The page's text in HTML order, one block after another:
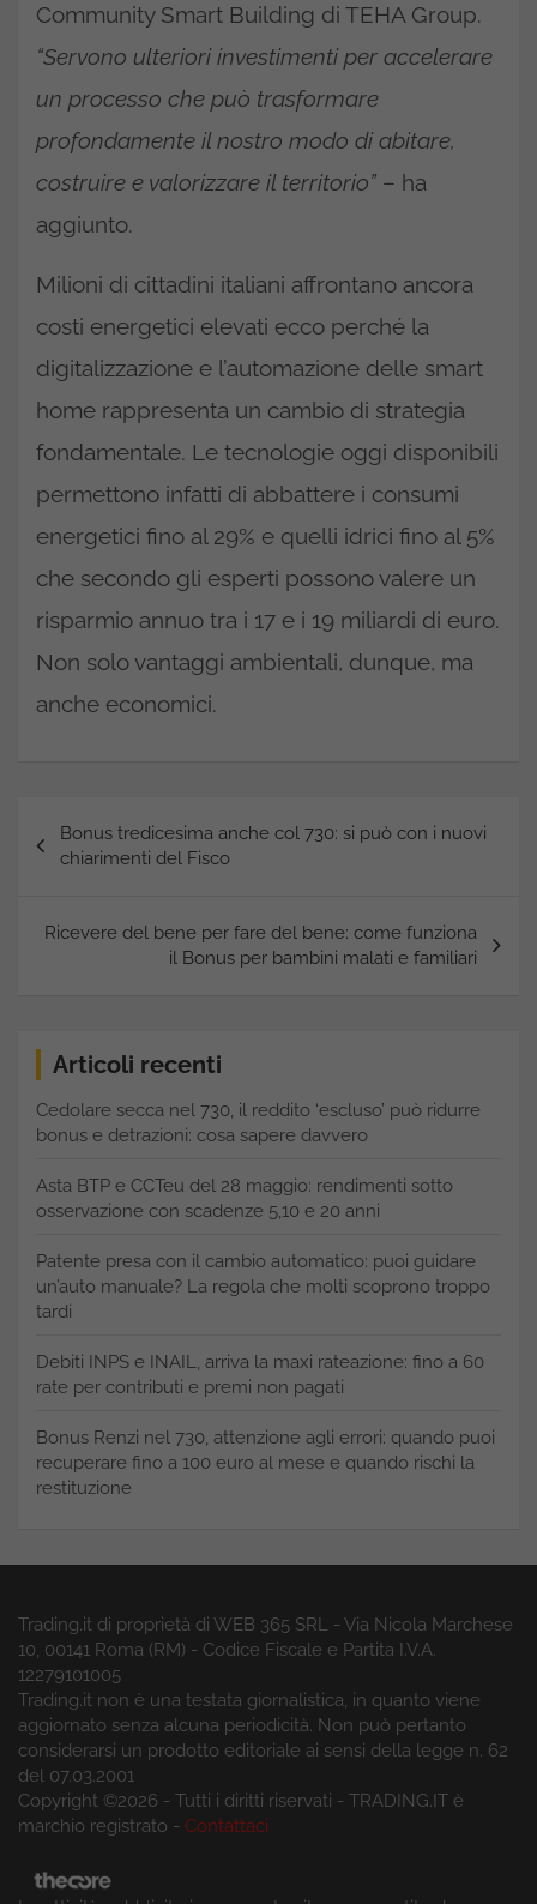
Community Smart Building di TEHA Group.
“Servono ulteriori investimenti per accelerare
un processo che può trasformare
profondamente il nostro modo di abitare,
costruire e valorizzare il territorio” – ha
aggiunto.
Milioni di cittadini italiani affrontano ancora
costi energetici elevati ecco perché la
digitalizzazione e l’automazione delle smart
home rappresenta un cambio di strategia
fondamentale. Le tecnologie oggi disponibili
permettono infatti di abbattere i consumi
energetici fino al 29% e quelli idrici fino al 5%
che secondo gli esperti possono valere un
risparmio annuo tra i 17 e i 19 miliardi di euro.
Non solo vantaggi ambientali, dunque, ma
anche economici.
Navigazione
articoli
Bonus tredicesima anche col 730: si può con i nuovi
chiarimenti del Fisco
Ricevere del bene per fare del bene: come funziona
il Bonus per bambini malati e familiari
Articoli recenti
Cedolare secca nel 730, il reddito ‘escluso’ può ridurre
bonus e detrazioni: cosa sapere davvero
Asta BTP e CCTeu del 28 maggio: rendimenti sotto
osservazione con scadenze 5,10 e 20 anni
Patente presa con il cambio automatico: puoi guidare
un’auto manuale? La regola che molti scoprono troppo
tardi
Debiti INPS e INAIL, arriva la maxi rateazione: fino a 60
rate per contributi e premi non pagati
Bonus Renzi nel 730, attenzione agli errori: quando puoi
recuperare fino a 100 euro al mese e quando rischi la
restituzione
Trading.it di proprietà di WEB 365 SRL - Via Nicola Marchese
10, 00141 Roma (RM) - Codice Fiscale e Partita I.V.A.
12279101005
Trading.it non è una testata giornalistica, in quanto viene
aggiornato senza alcuna periodicità. Non può pertanto
considerarsi un prodotto editoriale ai sensi della legge n. 62
del 07.03.2001
Copyright ©2026 - Tutti i diritti riservati - TRADING.IT è
marchio registrato - Contattaci